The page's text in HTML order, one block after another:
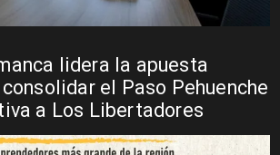
lidera la apuesta
el Paso Pehuenche
a Los Libertadores